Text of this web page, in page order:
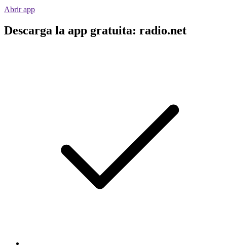
Abrir app
Descarga la app gratuita: radio.net